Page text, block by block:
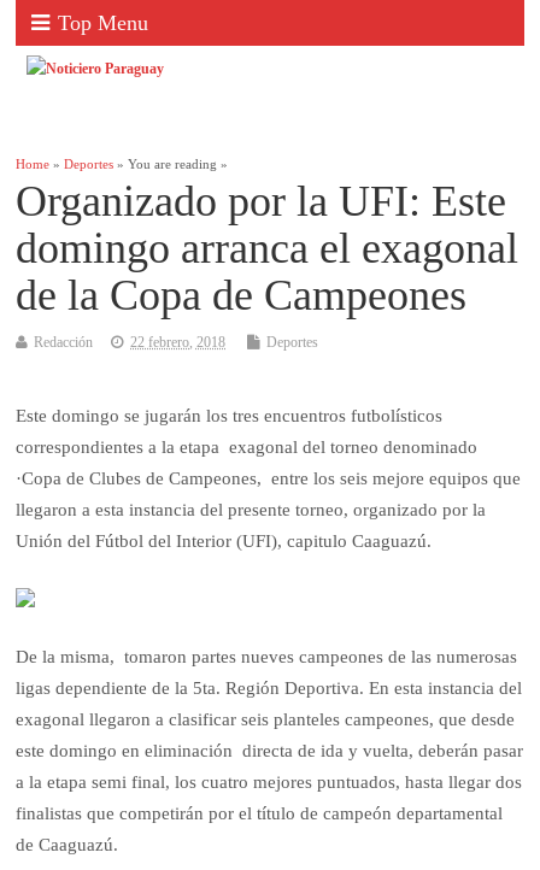
Top Menu
Home »Deportes » You are reading »
Organizado por la UFI: Este
domingo arranca el exagonal
de la Copa de Campeones
Redacción 22 febrero, 2018 Deportes
Este domingo se jugarán los tres encuentros futbolísticos
correspondientes a la etapa exagonal del torneo denominado
·Copa de Clubes de Campeones, entre los seis mejore equipos que
llegaron a esta instancia del presente torneo, organizado por la
Unión del Fútbol del Interior (UFI), capitulo Caaguazú.
De la misma, tomaron partes nueves campeones de las numerosas
ligas dependiente de la 5ta. Región Deportiva. En esta instancia del
exagonal llegaron a clasificar seis planteles campeones, que desde
este domingo en eliminación directa de ida y vuelta, deberán pasar
a la etapa semi final, los cuatro mejores puntuados, hasta llegar dos
finalistas que competirán por el título de campeón departamental
de Caaguazú.